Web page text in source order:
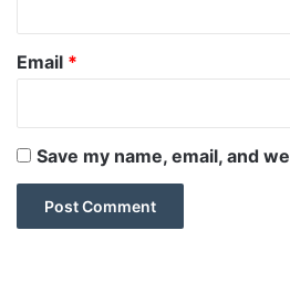
Email *
Save my name, email, and